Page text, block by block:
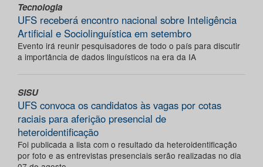
Tecnologia
UFS receberá encontro nacional sobre Inteligência
Artificial e Sociolinguística em setembro
Evento irá reunir pesquisadores de todo o país para discutir
a importância de dados linguísticos na era da IA
SISU
UFS convoca os candidatos às vagas por cotas
raciais para aferição presencial de
heteroidentificação
Foi publicada a lista com o resultado da heteroidentificação
por foto e as entrevistas presenciais serão realizadas no dia